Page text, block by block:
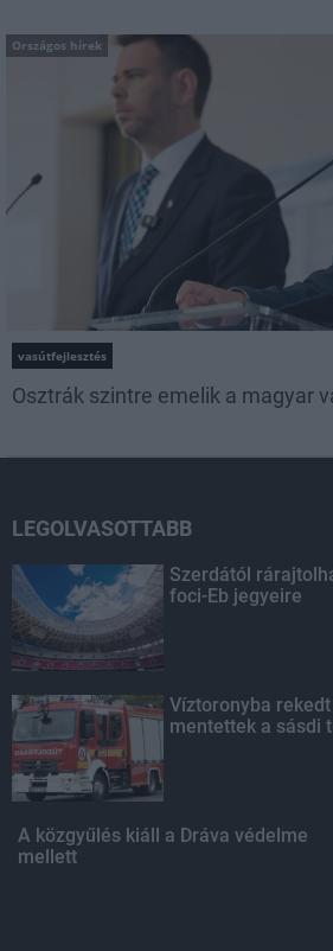
Országos hírek
vasútfejlesztés
Osztrák szintre emelik a magyar
LEGOLVASOTTABB
Szerdától
foci-Eb jegyeire
Víztoronyba
mentettek a sásdi
A közgyűlés kiáll a Dráva védelme
mellett